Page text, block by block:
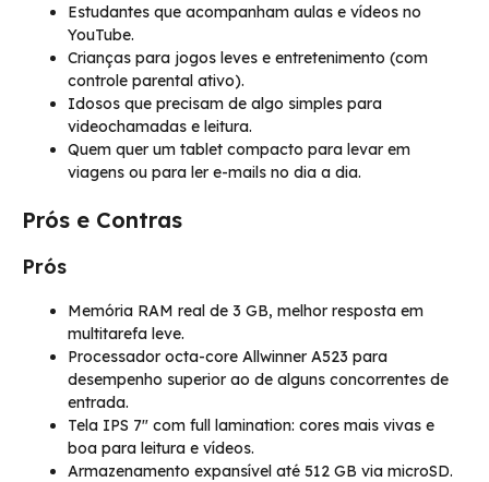
Estudantes que acompanham aulas e vídeos no
YouTube.
Crianças para jogos leves e entretenimento (com
controle parental ativo).
Idosos que precisam de algo simples para
videochamadas e leitura.
Quem quer um tablet compacto para levar em
viagens ou para ler e-mails no dia a dia.
Prós e Contras
Prós
Memória RAM real de 3 GB, melhor resposta em
multitarefa leve.
Processador octa-core Allwinner A523 para
desempenho superior ao de alguns concorrentes de
entrada.
Tela IPS 7″ com full lamination: cores mais vivas e
boa para leitura e vídeos.
Armazenamento expansível até 512 GB via microSD.